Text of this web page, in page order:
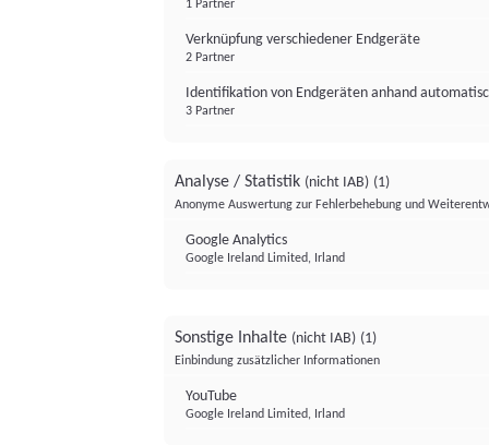
1 Partner
Verknüpfung verschiedener Endgeräte
2 Partner
Identifikation von Endgeräten anhand
3 Partner
Analyse / Statistik (nicht IAB) (1)
Anonyme Auswertung zur Fehlerbehebung und
Google Analytics
Google Ireland Limited, Irland
Sonstige Inhalte (nicht IAB) (1)
Einbindung zusätzlicher Informationen
YouTube
Google Ireland Limited, Irland